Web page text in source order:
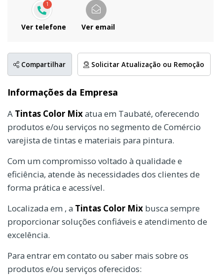
1
Ver telefone Ver email
Compartilhar Solicitar Atualização ou Remoção
Informações da Empresa
A Tintas Color Mixatua em Taubaté, oferecendo
produtos e/ou serviços no segmento de Comércio
varejista de tintas e materiais para pintura.
Com um compromisso voltado à qualidade e
eficiência, atende às necessidades dos clientes de
forma prática e acessível.
Localizada em , a Tintas Color Mix busca sempre
proporcionar soluções confiáveis e atendimento de
excelência.
Para entrar em contato ou saber mais sobre os
produtos e/ou serviços oferecidos: